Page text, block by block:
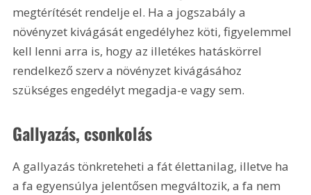
megtérítését rendelje el. Ha a jogszabály a
növényzet kivágását engedélyhez köti, figyelemmel
kell lenni arra is, hogy az illetékes hatáskörrel
rendelkező szerv a növényzet kivágásához
szükséges engedélyt megadja-e vagy sem.
Gallyazás, csonkolás
A gallyazás tönkreteheti a fát élettanilag, illetve ha
a fa egyensúlya jelentősen megváltozik, a fa nem